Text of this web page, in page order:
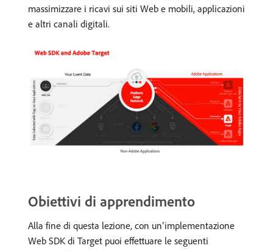
massimizzare i ricavi sui siti Web e mobili, applicazioni
e altri canali digitali.
Obiettivi di apprendimento
Alla fine di questa lezione, con un’implementazione
Web SDK di Target puoi effettuare le seguenti